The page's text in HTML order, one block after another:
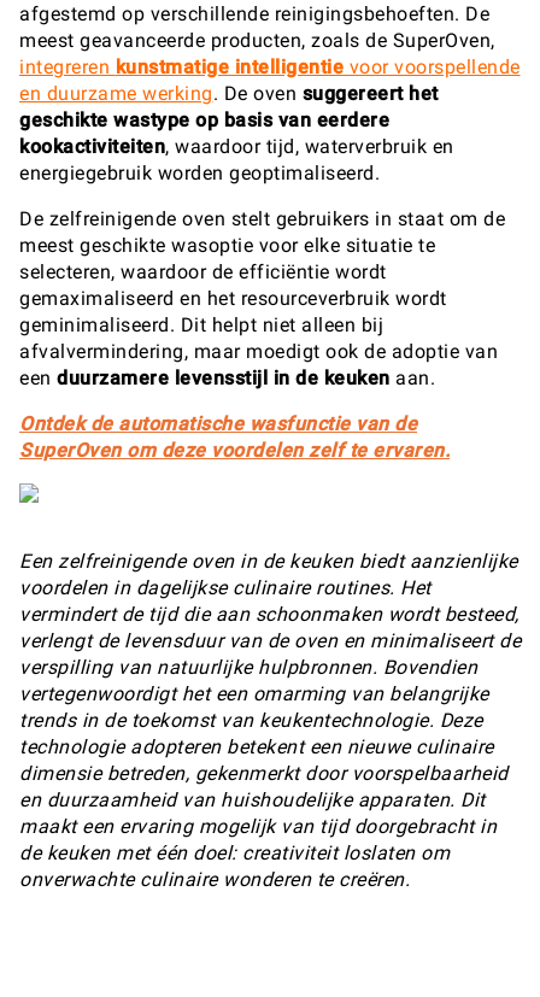
afgestemd op verschillende reinigingsbehoeften. De
meest geavanceerde producten, zoals de SuperOven,
integreren kunstmatige intelligentie voor voorspellende
en duurzame werking. De oven suggereert het
geschikte wastype op basis van eerdere
kookactiviteiten, waardoor tijd, waterverbruik en
energiegebruik worden geoptimaliseerd.
De zelfreinigende oven stelt gebruikers in staat om de
meest geschikte wasoptie voor elke situatie te
selecteren, waardoor de efficiëntie wordt
gemaximaliseerd en het resourceverbruik wordt
geminimaliseerd. Dit helpt niet alleen bij
afvalvermindering, maar moedigt ook de adoptie van
een duurzamere levensstijl in de keuken aan.
Ontdek de automatische wasfunctie van de
SuperOven om deze voordelen zelf te ervaren.
Een zelfreinigende oven in de keuken biedt aanzienlijke
voordelen in dagelijkse culinaire routines. Het
vermindert de tijd die aan schoonmaken wordt besteed,
verlengt de levensduur van de oven en minimaliseert de
verspilling van natuurlijke hulpbronnen. Bovendien
vertegenwoordigt het een omarming van belangrijke
trends in de toekomst van keukentechnologie. Deze
technologie adopteren betekent een nieuwe culinaire
dimensie betreden, gekenmerkt door voorspelbaarheid
en duurzaamheid van huishoudelijke apparaten. Dit
maakt een ervaring mogelijk van tijd doorgebracht in
de keuken met één doel: creativiteit loslaten om
onverwachte culinaire wonderen te creëren.